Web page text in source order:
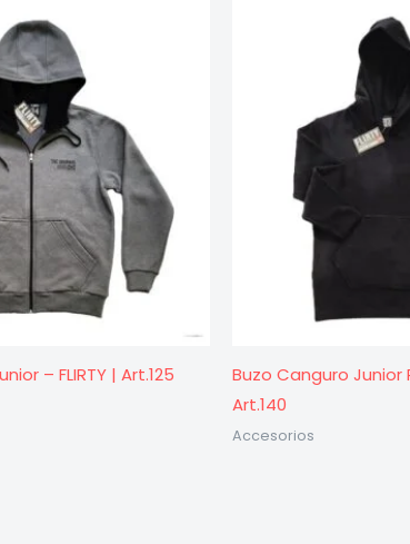
– FLIRTY | Art.125
Buzo Canguro Junior
Art.140
Accesorios